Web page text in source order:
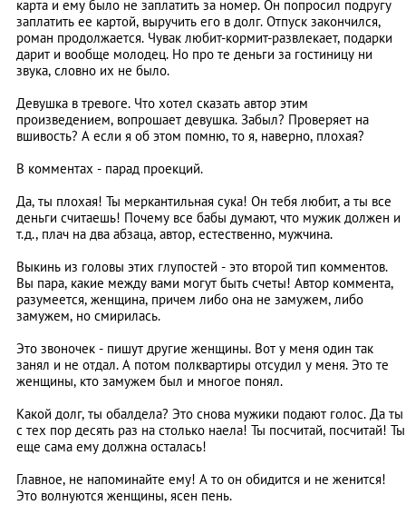
карта и ему было не заплатить за номер. Он попросил подругу
заплатить ее картой, выручить его в долг. Отпуск закончился,
роман продолжается. Чувак любит-кормит-развлекает, подарки
дарит и вообще молодец. Но про те деньги за гостиницу ни
звука, словно их не было.
Девушка в тревоге. Что хотел сказать автор этим
произведением, вопрошает девушка. Забыл? Проверяет на
вшивость? А если я об этом помню, то я, наверно, плохая?
В комментах - парад проекций.
Да, ты плохая! Ты меркантильная сука! Он тебя любит, а ты все
деньги считаешь! Почему все бабы думают, что мужик должен и
т.д., плач на два абзаца, автор, естественно, мужчина.
Выкинь из головы этих глупостей - это второй тип комментов.
Вы пара, какие между вами могут быть счеты! Автор коммента,
разумеется, женщина, причем либо она не замужем, либо
замужем, но смирилась.
Это звоночек - пишут другие женщины. Вот у меня один так
занял и не отдал. А потом полквартиры отсудил у меня. Это те
женщины, кто замужем был и многое понял.
Какой долг, ты обалдела? Это снова мужики подают голос. Да ты
с тех пор десять раз на столько наела! Ты посчитай, посчитай! Ты
еще сама ему должна осталась!
Главное, не напоминайте ему! А то он обидится и не женится!
Это волнуются женщины, ясен пень.